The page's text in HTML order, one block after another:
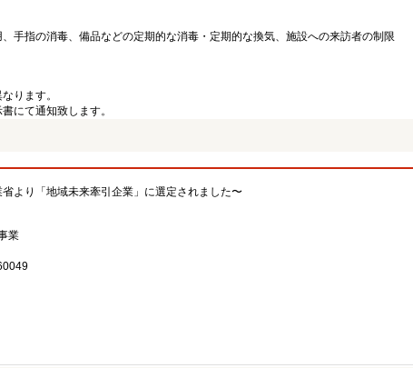
手指の消毒、備品などの定期的な消毒・定期的な換気、施設への来訪者の制限
ります。
にて通知致します。
より「地域未来牽引企業」に選定されました〜
業